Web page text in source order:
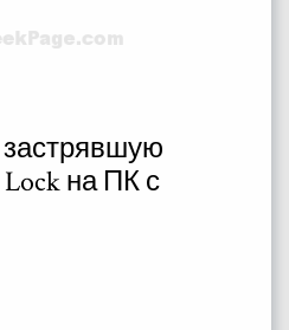
застрявшую
на ПК с